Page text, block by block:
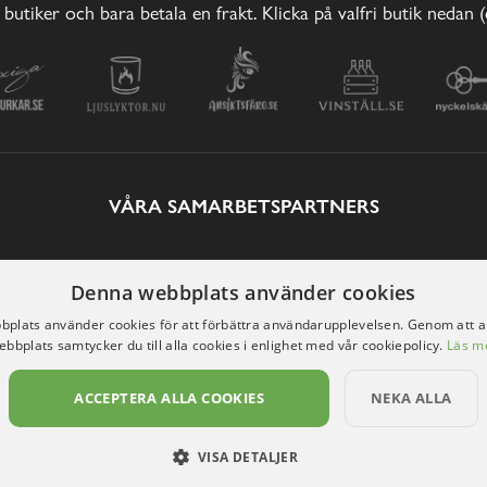
och bara betala en frakt. Klicka på valfri butik
VÅRA SAMARBETSPARTNERS
Denna webbplats använder cookies
använder cookies för att förbättra användarupplevelsen. Genom att
samtycker du till alla cookies i enlighet med vår cookiepolicy. Läs
ACCEPTERA ALLA COOKIES NEKA ALLA
VISA DETALJER